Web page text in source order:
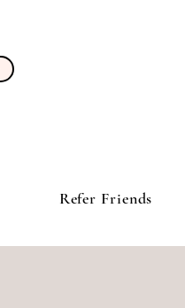
Refer Friends